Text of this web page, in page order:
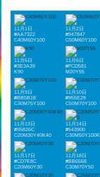
11月1日
#AA7322
C40M60Y100
11月2日
#947847
C50M60Y100
11月5日
#3E3A39
K90
11月6日
#FCD581
M20Y55
11月9日
#BB5B1E
C30M75Y100
11月10日
#955E29
C50M70Y100
11月13日
#95826C
C20M30Y40K40
11月14日
#543900
11月17日
#CD7E8C
C20M60Y30
11月18日
#BB6568
C30M70Y50